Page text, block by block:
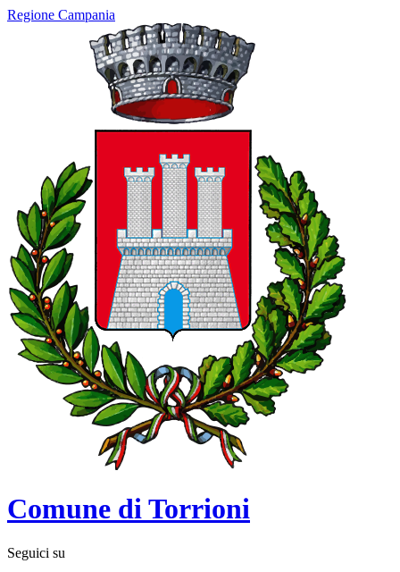
Regione Campania
Comune di Torrioni
Seguici su